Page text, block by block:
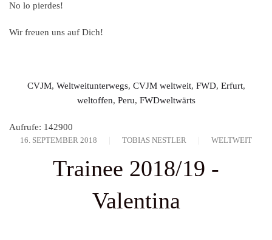
No lo pierdes!
Wir freuen uns auf Dich!
CVJM, Weltweitunterwegs, CVJM weltweit, FWD, Erfurt,
weltoffen, Peru, FWDweltwärts
Aufrufe: 142900
16. SEPTEMBER 2018 TOBIAS NESTLER WELTWEIT
Trainee 2018/19 -
Valentina